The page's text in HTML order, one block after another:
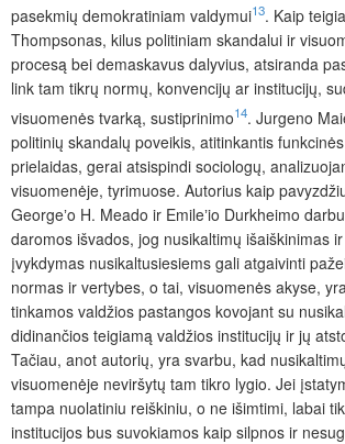
pasekmių demokratiniam valdymui13. Kaip
Thompsonas, kilus politiniam skandalui ir
procesą bei demaskavus dalyvius, atsiranda
link tam tikrų normų, konvencijų ar institucijų,
visuomenės tvarką, sustiprinimo14. Jurgeno
politinių skandalų poveikis, atitinkantis
prielaidas, gerai atsispindi sociologų,
visuomenėje, tyrimuose. Autorius kaip
Georgeʼo H. Meado ir Emileʼio Durkheimo
daromos išvados, jog nusikaltimų išaiškinimas
įvykdymas nusikaltusiesiems gali atgaivinti
normas ir vertybes, o tai, visuomenės akyse,
tinkamos valdžios pastangos kovojant su
didinančios teigiamą valdžios institucijų ir jų
Tačiau, anot autorių, yra svarbu, kad
visuomenėje neviršytų tam tikro lygio. Jei
tampa nuolatiniu reiškiniu, o ne išimtimi, labai
institucijos bus suvokiamos kaip silpnos ir